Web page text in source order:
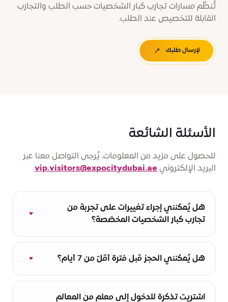
تُنظّم مسارات تجارب كبار الشخصيات حسب الطلب والتجارب
القابلة للتخصيص عند الطلب.
لإرسال طلبك
الأسئلة الشائعة
للحصول على مزيد من المعلومات، يُرجى التواصل معنا عبر
البريد الإلكتروني vip.visitors@expocitydubai.ae
.
هل يُمكنني إجراء تغييرات على تجربة من
تجارب كبار الشخصيات المخصّصة؟
يُمكن تعديل تجارب كبار الشخصيات المخصّصة لدينا
وفقًا لتفضيلاتك. وستُعامل تجربتك على أنّها جولة
من الجولات المصمّمة حسب الطلب.
هل يُمكنني الحجز قبل فترة أقلّ من 7 أيام؟
تُقبل الحجوزات بموجب إخطار قبل 48 ساعة على
الأقلّ من التاريخ المتوقّع للزيارة. ولا يُمكن إجراء
اشتريت تذكرة للدخول إلى معلم من المعالم